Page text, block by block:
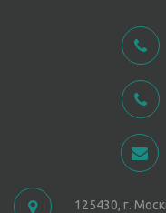
125430, г.